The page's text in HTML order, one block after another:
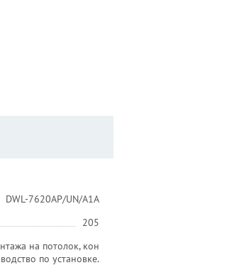
DWL-7620AP/UN/A1A
205
на потолок, кон
по установке.